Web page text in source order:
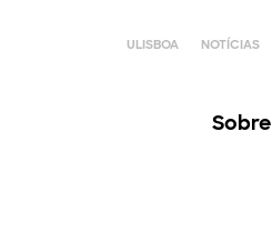
ULISBOA NOTÍCIAS
Sobre